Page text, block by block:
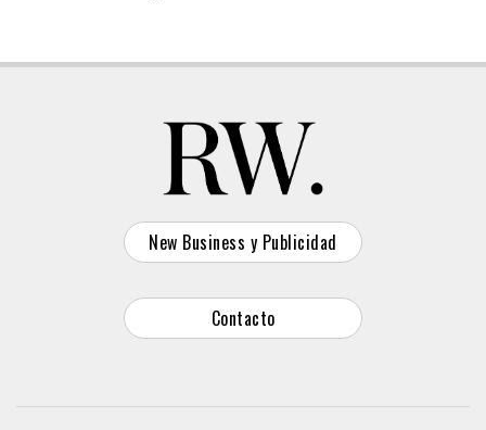
New Business y Publicidad
Contacto